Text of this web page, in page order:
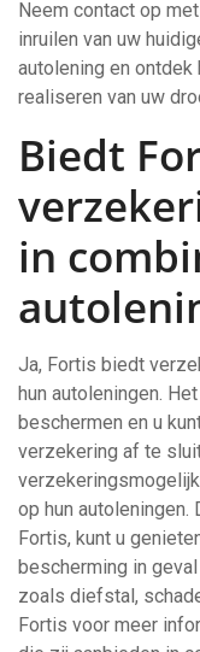
Neem contact op
inruilen van uw
autolening en ontdek
realiseren van uw
Biedt
in
Ja, Fortis biedt
hun autoleningen.
beschermen en u
verzekering af te
op hun
Fortis, kunt u
bescherming in
zoals diefstal,
Fortis voor meer